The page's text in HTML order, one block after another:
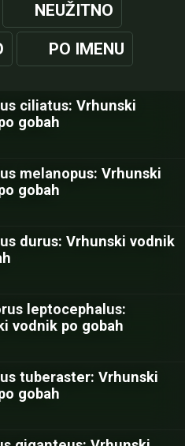
NEUŽITNO
PO IMENU
ciliatus: Vrhunski
gobah
melanopus: Vrhunski
gobah
durus: Vrhunski vodnik
leptocephalus:
vodnik po gobah
tuberaster: Vrhunski
gobah